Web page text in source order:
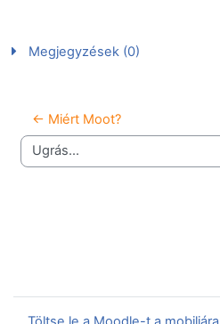
Megjegyzések (0)
← Miért Moot?
Ugrás...